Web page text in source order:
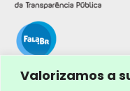
Valorizamos a